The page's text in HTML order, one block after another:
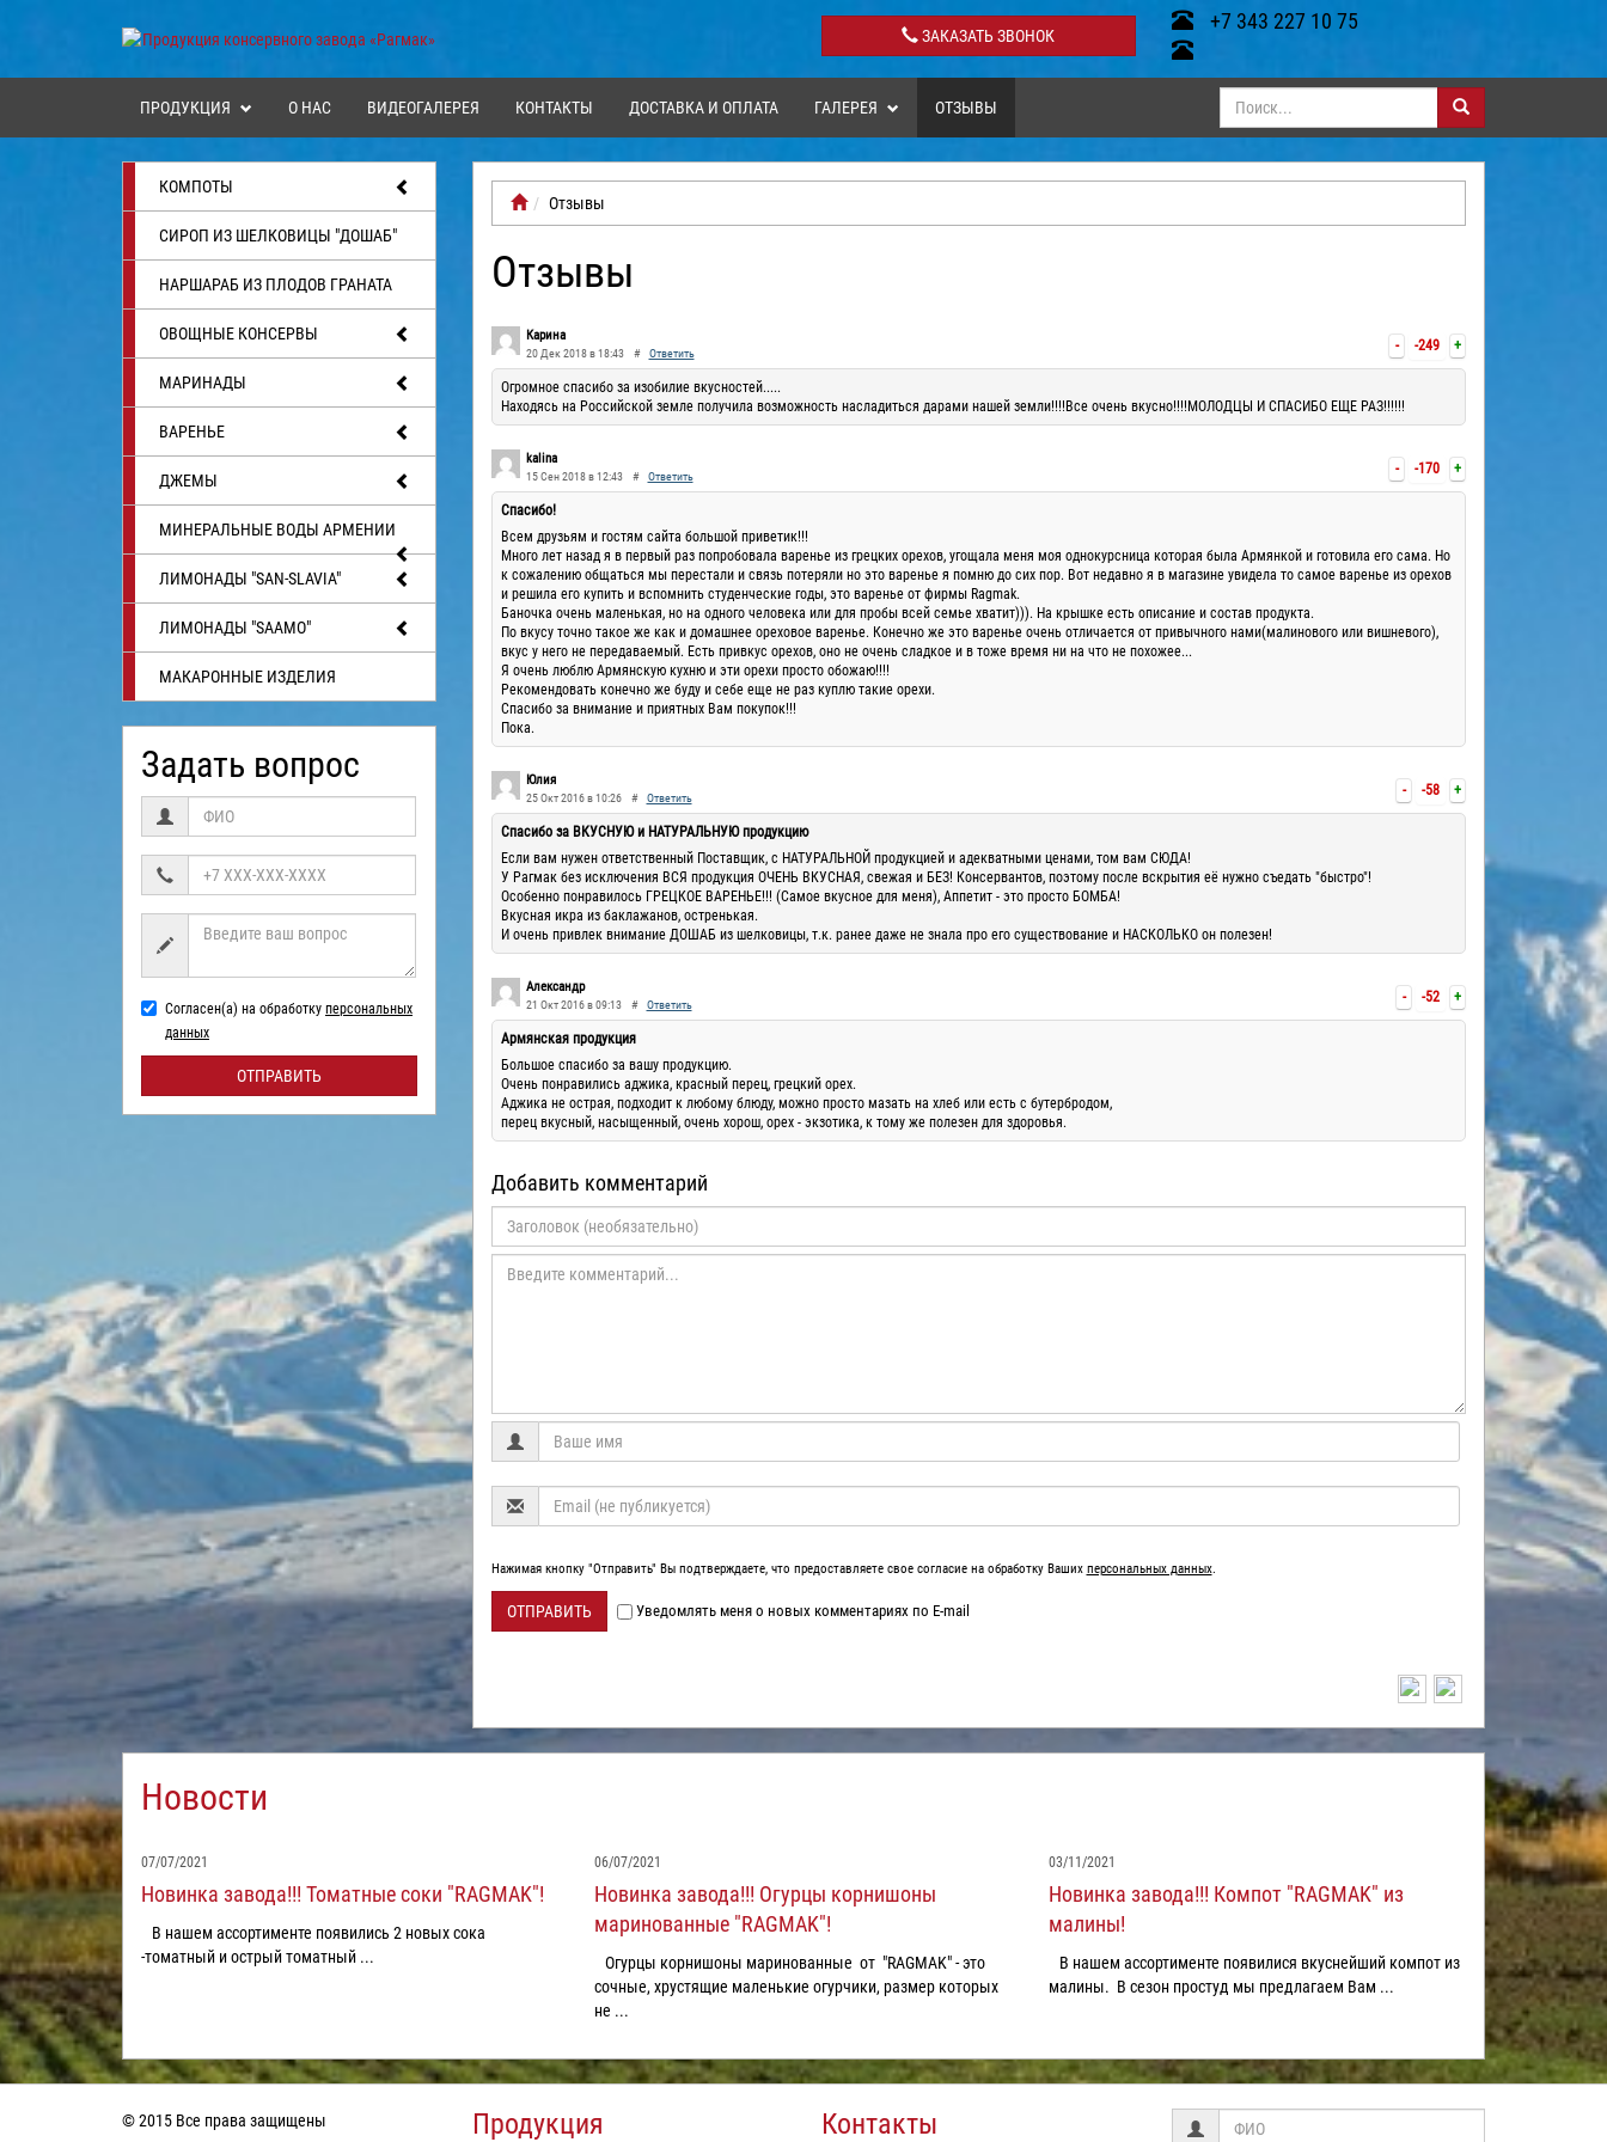
ЗАКАЗАТЬ ЗВОНОК
+7 343 227 10 75
ПРОДУКЦИЯ О НАС ВИДЕОГАЛЕРЕЯ КОНТАКТЫ ДОСТАВКА И ОПЛАТА ГАЛЕРЕЯ ОТЗЫВЫ
КОМПОТЫ
СИРОП ИЗ ШЕЛКОВИЦЫ "ДОШАБ"
НАРШАРАБ ИЗ ПЛОДОВ ГРАНАТА
ОВОЩНЫЕ КОНСЕРВЫ
МАРИНАДЫ
ВАРЕНЬЕ
ДЖЕМЫ
МИНЕРАЛЬНЫЕ ВОДЫ АРМЕНИИ
ЛИМОНАДЫ "SAN-SLAVIA"
ЛИМОНАДЫ "SAAMO"
МАКАРОННЫЕ ИЗДЕЛИЯ
Задать вопрос
Согласен(а) на обработку персональных
данных
ОТПРАВИТЬ
Отзывы
Отзывы
- -249 +
Карина
20 Дек 2018 в 18:43 # Ответить
Огромное спасибо за изобилие вкусностей.....
Находясь на Российской земле получила возможность насладиться дарами нашей земли!!!!Все очень вкусно!!!!МОЛОДЦЫ И СПАСИБО ЕЩЕ РАЗ!!!!!!
- -170 +
kalina
15 Сен 2018 в 12:43 # Ответить
Спасибо!
Всем друзьям и гостям сайта большой приветик!!!
Много лет назад я в первый раз попробовала варенье из грецких орехов, угощала меня моя однокурсница которая была Армянкой и готовила его сама. Но
к сожалению общаться мы перестали и связь потеряли но это варенье я помню до сих пор. Вот недавно я в магазине увидела то самое варенье из орехов
и решила его купить и вспомнить студенческие годы, это варенье от фирмы Ragmak.
Баночка очень маленькая, но на одного человека или для пробы всей семье хватит))). На крышке есть описание и состав продукта.
По вкусу точно такое же как и домашнее ореховое варенье. Конечно же это варенье очень отличается от привычного нами(малинового или вишневого),
вкус у него не передаваемый. Есть привкус орехов, оно не очень сладкое и в тоже время ни на что не похожее...
Я очень люблю Армянскую кухню и эти орехи просто обожаю!!!!
Рекомендовать конечно же буду и себе еще не раз куплю такие орехи.
Спасибо за внимание и приятных Вам покупок!!!
Пока.
- -58 +
Юлия
25 Окт 2016 в 10:26 # Ответить
Спасибо за ВКУСНУЮ и НАТУРАЛЬНУЮ продукцию
Если вам нужен ответственный Поставщик, с НАТУРАЛЬНОЙ продукцией и адекватными ценами, том вам СЮДА!
У Рагмак без исключения ВСЯ продукция ОЧЕНЬ ВКУСНАЯ, свежая и БЕЗ! Консервантов, поэтому после вскрытия её нужно съедать "быстро"!
Особенно понравилось ГРЕЦКОЕ ВАРЕНЬЕ!!! (Самое вкусное для меня), Аппетит - это просто БОМБА!
Вкусная икра из баклажанов, остренькая.
И очень привлек внимание ДОШАБ из шелковицы, т.к. ранее даже не знала про его существование и НАСКОЛЬКО он полезен!
- -52 +
Александр
21 Окт 2016 в 09:13 # Ответить
Армянская продукция
Большое спасибо за вашу продукцию.
Очень понравились аджика, красный перец, грецкий орех.
Аджика не острая, подходит к любому блюду, можно просто мазать на хлеб или есть с бутербродом,
перец вкусный, насыщенный, очень хорош, орех - экзотика, к тому же полезен для здоровья.
Добавить комментарий
Нажимая кнопку "Отправить" Вы подтверждаете, что предоставляете свое согласие на обработку Ваших персональных данных.
ОТПРАВИТЬ Уведомлять меня о новых комментариях по E-mail
Новости
07/07/2021
Новинка завода!!! Томатные соки "RAGMAK"!
В нашем ассортименте появились 2 новых сока
-томатный и острый томатный ...
06/07/2021
Новинка завода!!! Огурцы корнишоны
маринованные "RAGMAK"!
Огурцы корнишоны маринованные от "RAGMAK" - это
сочные, хрустящие маленькие огурчики, размер которых
не ...
03/11/2021
Новинка завода!!! Компот "RAGMAK" из
малины!
В нашем ассортименте появилися вкуснейший компот из
малины. В сезон простуд мы предлагаем Вам ...
© 2015 Все права защищены Продукция Контакты